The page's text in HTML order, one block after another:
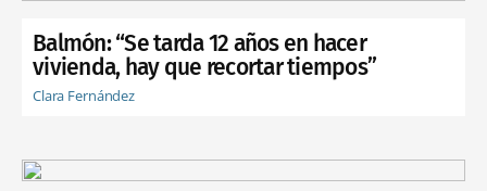
Balmón: “Se tarda 12 años en hacer
vivienda, hay que recortar tiempos”
Clara Fernández